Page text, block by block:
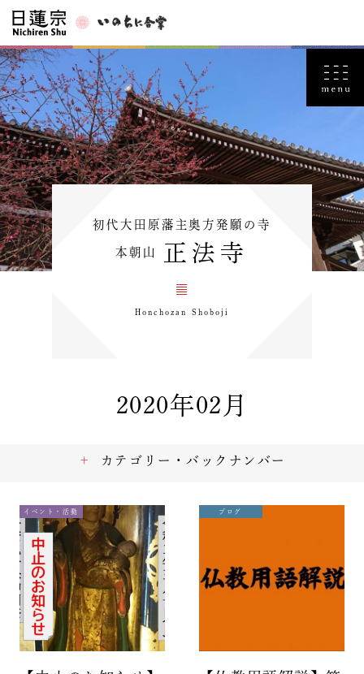
初代大田原藩主奥方発願の寺
本朝山 正法寺
Honchozan Shoboji
2020年02月
イベント・活動 ブログ
カテゴリー・バックナンバー